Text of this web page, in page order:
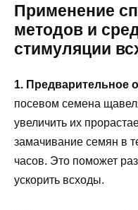
Применение
методов и
стимуляции
1. Предварительное
посевом семена
увеличить их
замачивание семян в
часов. Это поможет
ускорить всходы.